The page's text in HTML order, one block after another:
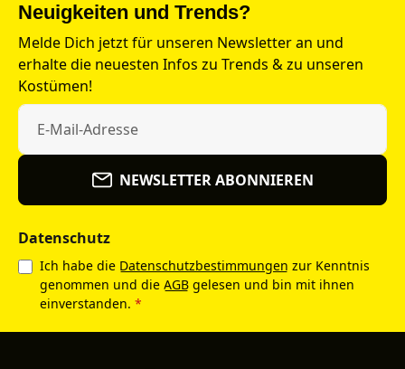
Neuigkeiten und Trends?
Melde Dich jetzt für unseren Newsletter an und
erhalte die neuesten Infos zu Trends & zu unseren
Kostümen!
NEWSLETTER ABONNIEREN
Datenschutz
Ich habe die Datenschutzbestimmungen zur Kenntnis
genommen und die AGB gelesen und bin mit ihnen
einverstanden. *